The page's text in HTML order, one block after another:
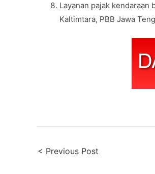
Layanan pajak kendaraan
Kaltimtara, PBB Jawa
Post
< Previous Post